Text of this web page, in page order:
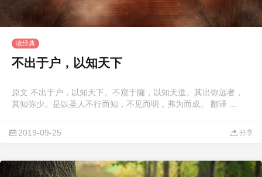
读经典
不出于户，以知天下
原文 不出于户，以知天下。不窥于牖，以知天道。其出弥远者，
2019-09-25 分享